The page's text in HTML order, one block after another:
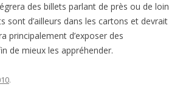
des billets parlant de près ou de loin
sont d’ailleurs dans les cartons et devrait
principalement d’exposer des
de mieux les appréhender.
.